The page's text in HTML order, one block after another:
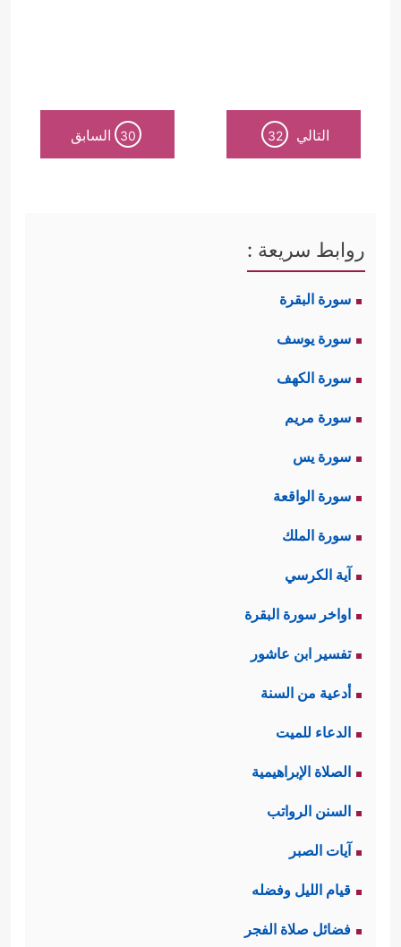
التالي 32
30 السابق
روابط سريعة :
سورة البقرة
سورة يوسف
سورة الكهف
سورة مريم
سورة يس
سورة الواقعة
سورة الملك
آية الكرسي
اواخر سورة البقرة
تفسير ابن عاشور
أدعية من السنة
الدعاء للميت
الصلاة الإبراهيمية
السنن الرواتب
آيات الصبر
قيام الليل وفضله
فضائل صلاة الفجر